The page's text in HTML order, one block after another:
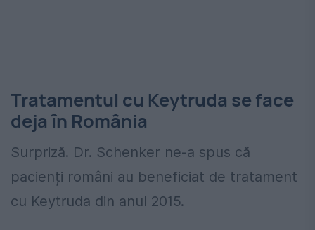
Tratamentul cu Keytruda se face
deja în România
Surpriză. Dr. Schenker ne-a spus că
pacienți români au beneficiat de tratament
cu Keytruda din anul 2015.